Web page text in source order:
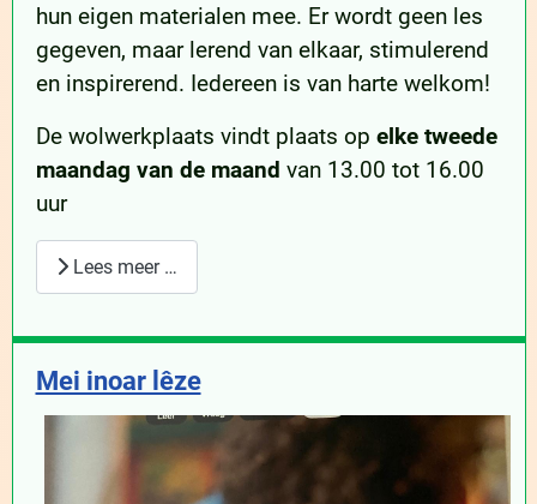
hun eigen materialen mee. Er wordt geen les
gegeven, maar lerend van elkaar, stimulerend
en inspirerend. Iedereen is van harte welkom!
De wolwerkplaats vindt plaats op elke tweede
maandag van de maand van 13.00 tot 16.00
uur
Lees meer …
Mei inoar lêze